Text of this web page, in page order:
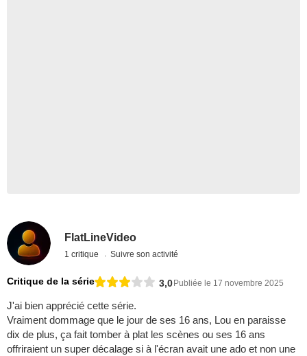
FlatLineVideo
1 critique Suivre son activité
Critique de la série 3,0 Publiée le 17 novembre 2025
J'ai bien apprécié cette série.
Vraiment dommage que le jour de ses 16 ans, Lou en paraisse
dix de plus, ça fait tomber à plat les scènes ou ses 16 ans
offriraient un super décalage si à l'écran avait une ado et non une